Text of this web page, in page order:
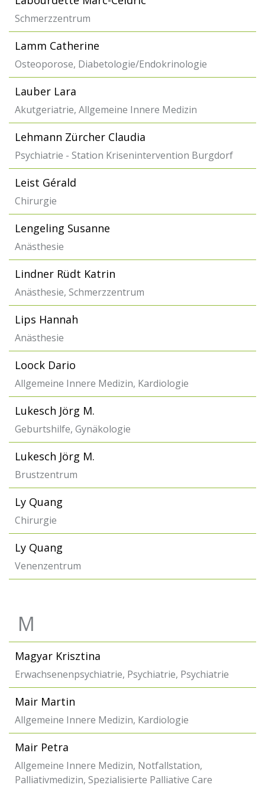
Schmerzzentrum
Lamm Catherine
Osteoporose, Diabetologie/Endokrinologie
Lauber Lara
Akutgeriatrie, Allgemeine Innere Medizin
Lehmann Zürcher Claudia
Psychiatrie - Station Krisenintervention Burgdorf
Leist Gérald
Chirurgie
Lengeling Susanne
Anästhesie
Lindner Rüdt Katrin
Anästhesie, Schmerzzentrum
Lips Hannah
Anästhesie
Loock Dario
Allgemeine Innere Medizin, Kardiologie
Lukesch Jörg M.
Geburtshilfe, Gynäkologie
Lukesch Jörg M.
Brustzentrum
Ly Quang
Chirurgie
Ly Quang
Venenzentrum
M
Magyar Krisztina
Erwachsenenpsychiatrie, Psychiatrie, Psychiatrie
Mair Martin
Allgemeine Innere Medizin, Kardiologie
Mair Petra
Allgemeine Innere Medizin, Notfallstation,
Palliativmedizin, Spezialisierte Palliative Care